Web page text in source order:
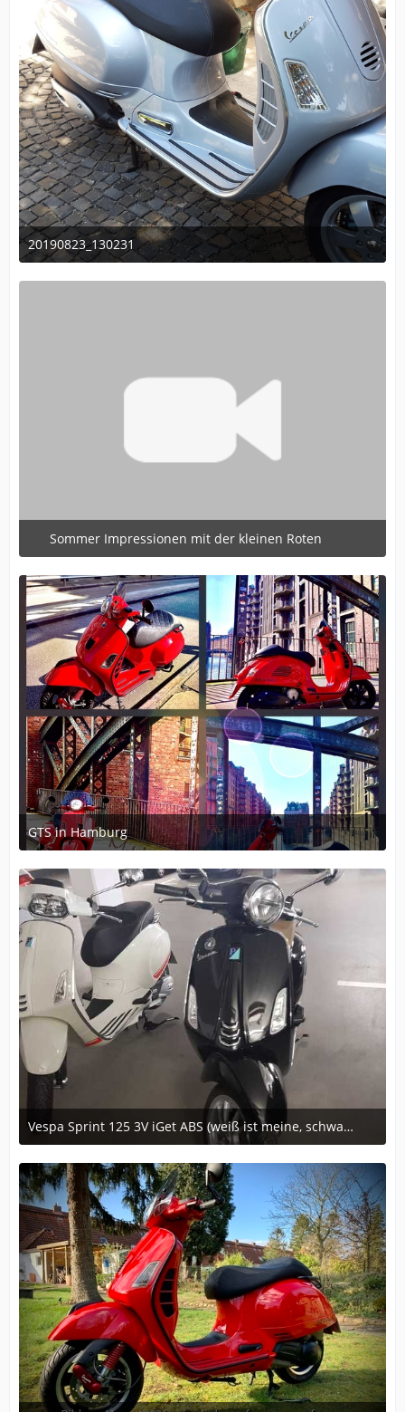
20190823_130231
September 21, 2020 at 08:52
Sommer Impressionen mit der kleinen Roten
July 21, 2020 at 20:18
GTS in Hamburg
March 29, 2020 at 20:19
Vespa Sprint 125 3V iGet ABS (weiß ist meine, schwarz meine Frau)
March 14, 2020 at 08:21